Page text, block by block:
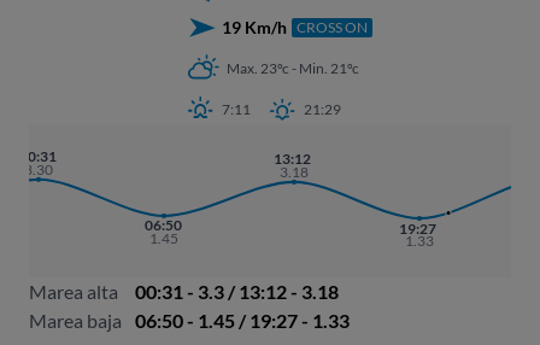
19 Km/h CROSS ON
Max. 23ºc - Min. 21ºc
7:11 21:29
00:31
3.30
06:50
1.45
13:12
3.18
19:27
1.33
Marea alta
00:31 - 3.3 / 13:12 - 3.18
Marea baja
06:50 - 1.45 / 19:27 - 1.33